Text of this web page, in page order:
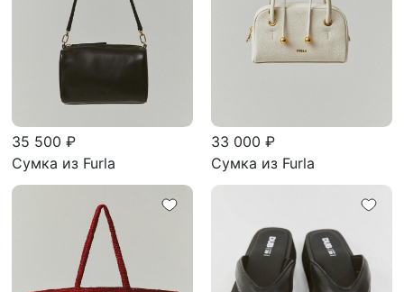
35 500 ₽
Сумка из Furla
33 000 ₽
Сумка из Furla